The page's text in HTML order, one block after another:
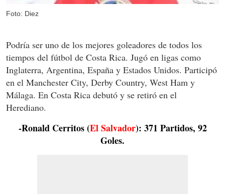
Foto: Diez
Podría ser uno de los mejores goleadores de todos los
tiempos del fútbol de Costa Rica. Jugó en ligas como
Inglaterra, Argentina, España y Estados Unidos. Participó
en el Manchester City, Derby Country, West Ham y
Málaga. En Costa Rica debutó y se retiró en el
Herediano.
-Ronald Cerritos (El Salvador): 371 Partidos, 92
Goles.